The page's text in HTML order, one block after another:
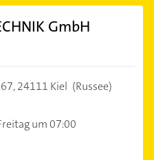
GmbH
24111 Kiel (Russee)
um 07:00